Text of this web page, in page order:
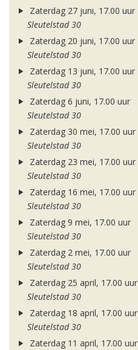
Zaterdag 27 juni, 17.00 uur
Sleutelstad 30
Zaterdag 20 juni, 17.00 uur
Sleutelstad 30
Zaterdag 13 juni, 17.00 uur
Sleutelstad 30
Zaterdag 6 juni, 17.00 uur
Sleutelstad 30
Zaterdag 30 mei, 17.00 uur
Sleutelstad 30
Zaterdag 23 mei, 17.00 uur
Sleutelstad 30
Zaterdag 16 mei, 17.00 uur
Sleutelstad 30
Zaterdag 9 mei, 17.00 uur
Sleutelstad 30
Zaterdag 2 mei, 17.00 uur
Sleutelstad 30
Zaterdag 25 april, 17.00 uur
Sleutelstad 30
Zaterdag 18 april, 17.00 uur
Sleutelstad 30
Zaterdag 11 april, 17.00 uur